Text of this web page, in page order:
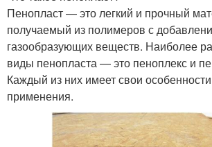
Пенопласт — это легкий и прочный
получаемый из полимеров с
газообразующих веществ. Наиболее
виды пенопласта — это пеноплекс и
Каждый из них имеет свои
применения.